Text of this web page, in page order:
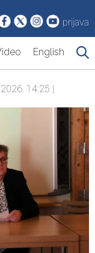
prijava
English
14:25 |